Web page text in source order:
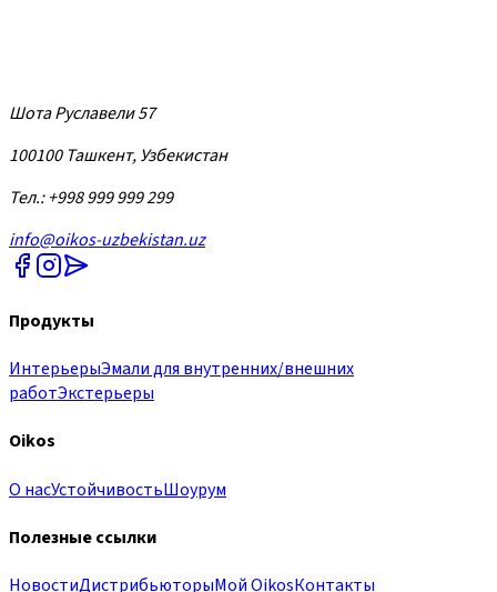
Шота Руславели 57
100100 Ташкент, Узбекистан
Тел.: +998 999 999 299
info@oikos-uzbekistan.uz
Продукты
ИнтерьерыЭмали для внутренних/внешних
работЭкстерьеры
Oikos
О насУстойчивостьШоурум
Полезные ссылки
НовостиДистрибьюторыМой OikosКонтакты